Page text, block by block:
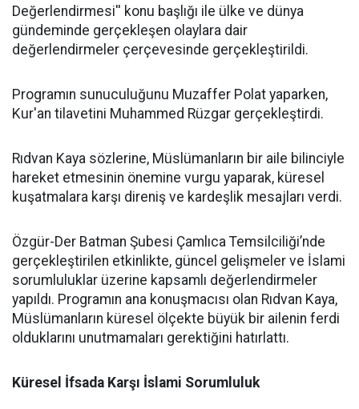
Değerlendirmesi'' konu başlığı ile ülke ve dünya
gündeminde gerçekleşen olaylara dair
değerlendirmeler çerçevesinde gerçekleştirildi.
Programın sunuculuğunu Muzaffer Polat yaparken,
Kur'an tilavetini Muhammed Rüzgar gerçekleştirdi.
Rıdvan Kaya sözlerine, Müslümanların bir aile bilinciyle
hareket etmesinin önemine vurgu yaparak, küresel
kuşatmalara karşı direniş ve kardeşlik mesajları verdi.
Özgür-Der Batman Şubesi Çamlıca Temsilciliği’nde
gerçekleştirilen etkinlikte, güncel gelişmeler ve İslami
sorumluluklar üzerine kapsamlı değerlendirmeler
yapıldı. Programın ana konuşmacısı olan Rıdvan Kaya,
Müslümanların küresel ölçekte büyük bir ailenin ferdi
olduklarını unutmamaları gerektiğini hatırlattı.
Küresel İfsada Karşı İslami Sorumluluk